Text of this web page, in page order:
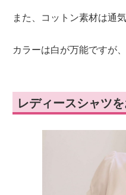
また、コットン素材は通
カラーは白が万能ですが
レディースシャツ